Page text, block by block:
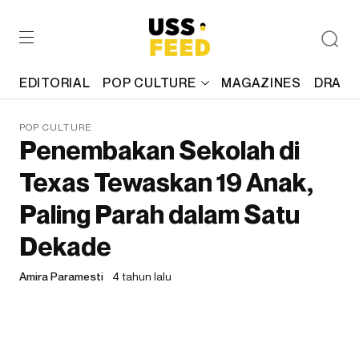
EDITORIAL POP CULTURE MAGAZINES
POP CULTURE
Penembakan Sekolah di
Texas Tewaskan 19 Anak,
Paling Parah dalam Satu
Dekade
Amira Paramesti 4 tahun lalu